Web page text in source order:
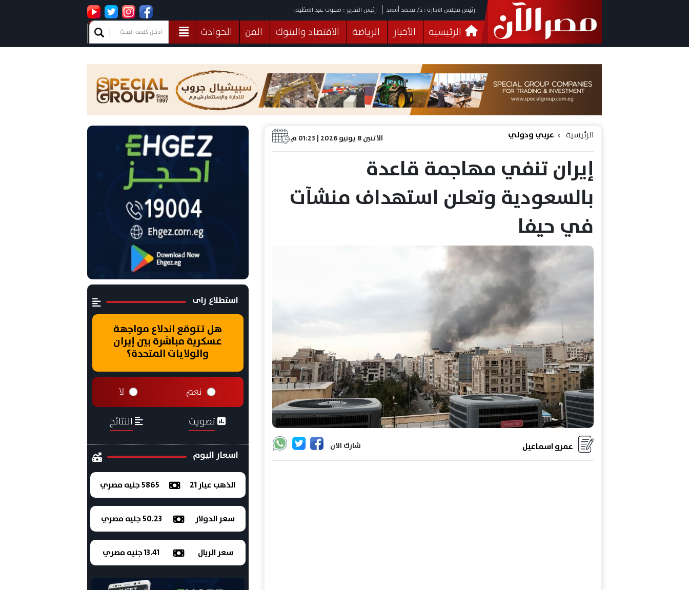
رئيس مجلس الادارة : د/ محمد أسعد رئيس التحرير : صفوت عبد العظيم
الرئيسيه الأخبار الرياضة الاقتصاد والبنوك الفن
الحوادث
فيديوهات
البرلمان صحة الثقافة خدمات منوعات
الاثنين 8 يونيو 2026 | 01:23 م الرئيسية عربي ودولي
إيران تنفي مهاجمة قاعدة
بالسعودية وتعلن استهداف منشآت
في حيفا
شارك الان عمرو اسماعيل
استطلاع راى
هل تتوقع اندلاع مواجهة
عسكرية مباشرة بين إيران
والولايات المتحدة؟
نعم لا
تصويت النتائج
اسعار اليوم
الذهب عيار 21 5865 جنيه مصري
سعر الدولار 50.23 جنيه مصري
سعر الريال 13.41 جنيه مصري